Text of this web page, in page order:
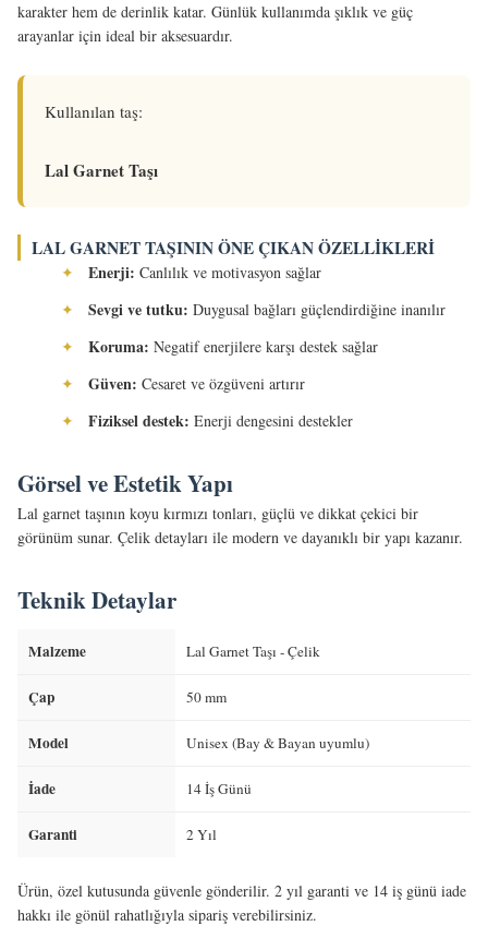
karakter hem de derinlik katar. Günlük kullanımda şıklık ve güç
arayanlar için ideal bir aksesuardır.
Kullanılan taş:
Lal Garnet Taşı
LAL GARNET TAŞININ ÖNE ÇIKAN ÖZELLIKLERI
✦ Enerji: Canlılık ve motivasyon sağlar
✦
Sevgi ve tutku: Duygusal bağları güçlendirdiğine inanılır
✦
Koruma: Negatif enerjilere karşı destek sağlar
✦
Güven: Cesaret ve özgüveni artırır
✦
Fiziksel destek: Enerji dengesini destekler
Görsel ve Estetik Yapı
Lal garnet taşının koyu kırmızı tonları, güçlü ve dikkat çekici bir
görünüm sunar. Çelik detayları ile modern ve dayanıklı bir yapı kazanır.
Teknik Detaylar
Malzeme Lal Garnet Taşı - Çelik
Çap 50 mm
Model Unisex (Bay & Bayan uyumlu)
İade 14 İş Günü
Garanti 2 Yıl
Ürün, özel kutusunda güvenle gönderilir. 2 yıl garanti ve 14 iş günü iade
hakkı ile gönül rahatlığıyla sipariş verebilirsiniz.